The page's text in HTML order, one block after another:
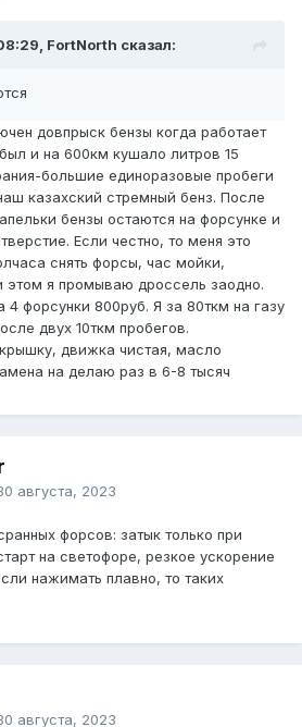
FоrtNorth сказал:
довпрыск бензы когда работает
и на 600км кушало литров 15
большие единоразовые пробеги
казахский стремный бенз. После
бензы остаются на форсунке и
Если честно, то меня это
снять форсы, час мойки,
этом я промываю дроссель заодно.
форсунки 800руб. Я за 80ткм на газу
двух 10ткм пробегов.
движка чистая, масло
на делаю раз в 6-8 тысяч
августа, 2023
форсов: затык только при
на светофоре, резкое ускорение
нажимать плавно, то таких
августа, 2023